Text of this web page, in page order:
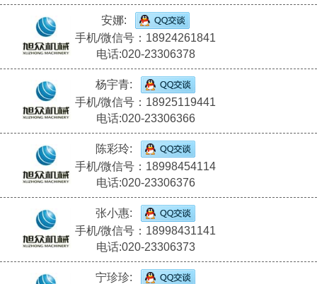
安娜:
手机/微信号：18924261841
电话:020-23306378
杨宇青:
手机/微信号：18925119441
电话:020-23306366
陈彩玲:
手机/微信号：18998454114
电话:020-23306376
张小惠:
手机/微信号：18998431141
电话:020-23306373
宁珍珍: